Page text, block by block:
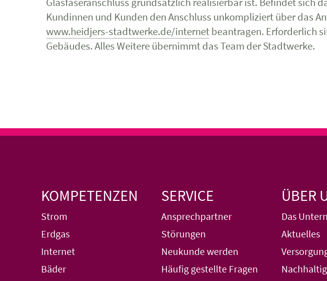
Kundinnen und Kunden den Anschluss unkompliziert über das
www.heidjers-stadtwerke.de/internetbeantragen. Erforderlich
Gebäudes. Alles Weitere übernimmt das Team der Stadtwerke.
KOMPETENZEN
Strom
Erdgas
Internet
Bäder
SERVICE
Ansprechpartner
Störungen
Neukunde werden
Häufig gestellte Fragen
ÜBER
Das
Aktuelles